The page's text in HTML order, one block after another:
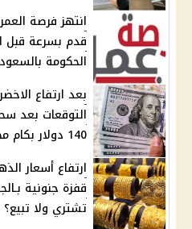
قدم بسرعة قبل
الحكومة
بعد ارتفاع
140 دولار بكام مصري؟
قفزة جنونية
تشتري ولا تبيع؟